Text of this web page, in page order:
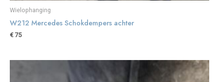
Wielophanging
W212 Mercedes Schokdempers achter
€75